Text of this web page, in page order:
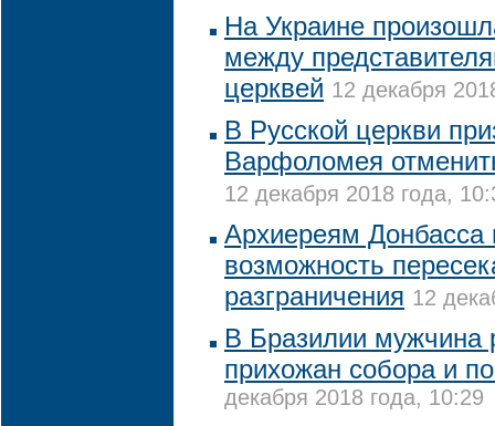
На Украине
между
церквей 12 декабря
В Русской церкви
Варфоломея
12 декабря 2018 года,
Архиереям Донбасса
возможность
разграничения 12
В Бразилии мужчина
прихожан собора и
декабря 2018 года, 10:29